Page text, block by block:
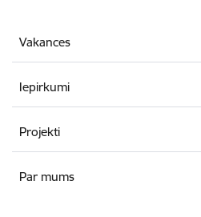
Vakances
Iepirkumi
Projekti
Par mums